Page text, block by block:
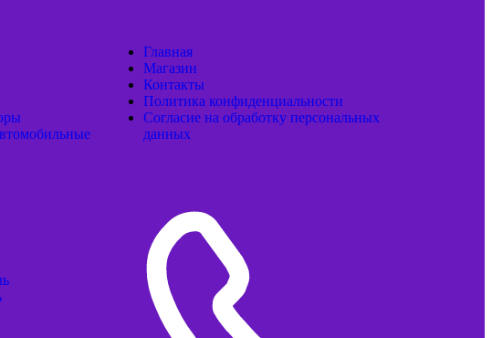
Главная
Магазин
Контакты
Политика конфиденциальности
Согласие на обработку персональных
данных